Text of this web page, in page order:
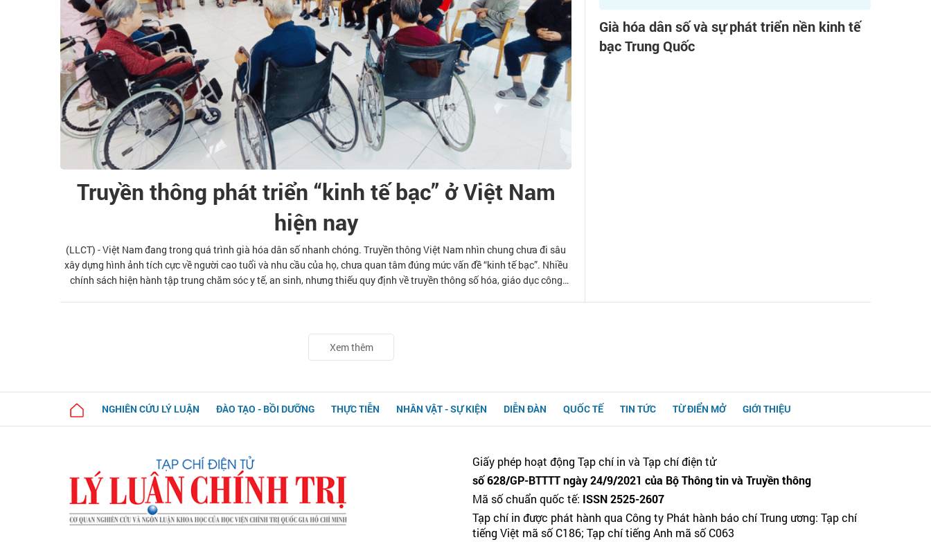
Truyền thông phát triển “kinh tế bạc” ở Việt Nam
hiện nay
(LLCT) - Việt Nam đang trong quá trình già hóa dân số nhanh chóng. Truyền thông Việt Nam nhìn chung chưa đi sâu
xây dựng hình ảnh tích cực về người cao tuổi và nhu cầu của họ, chưa quan tâm đúng mức vấn đề “kinh tế bạc”. Nhiều
chính sách hiện hành tập trung chăm sóc y tế, an sinh, nhưng thiếu quy định về truyền thông số hóa, giáo dục công
Già hóa dân số và sự phát triển nền kinh tế
bạc Trung Quốc
Xem thêm
NGHIÊN CỨU LÝ LUẬN ĐÀO TẠO - BỒI DƯỠNG THỰC TIỄN NHÂN VẬT - SỰ KIỆN DIỄN ĐÀN QUỐC TẾ TIN TỨC TỪ ĐIỂN MỞ GIỚI THIỆU
Giấy phép hoạt động Tạp chí in và Tạp chí điện tử
số 628/GP-BTTTT ngày 24/9/2021 của Bộ Thông tin và Truyền thông
Mã số chuẩn quốc tế: ISSN 2525-2607
Tạp chí in được phát hành qua Công ty Phát hành báo chí Trung ương: Tạp chí
tiếng Việt mã số C186; Tạp chí tiếng Anh mã số C063